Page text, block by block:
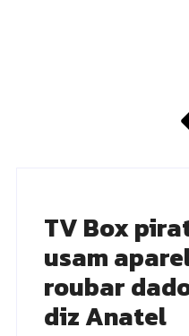
TV Box
usam
roubar
diz Anatel